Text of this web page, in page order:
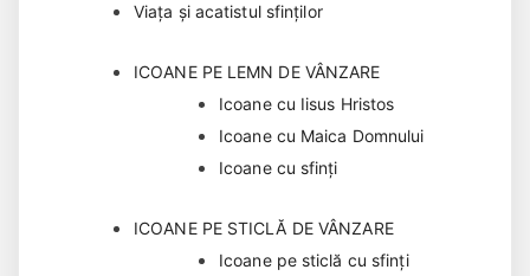
Viața și acatistul sfinților
ICOANE PE LEMN DE VÂNZARE
Icoane cu Iisus Hristos
Icoane cu Maica Domnului
Icoane cu sfinți
ICOANE PE STICLĂ DE VÂNZARE
Icoane pe sticlă cu sfinți